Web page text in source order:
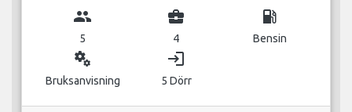
group
5
business_center
4
local_gas_station
Bensin
miscellaneous_services
Bruksanvisning
login
5 Dörr